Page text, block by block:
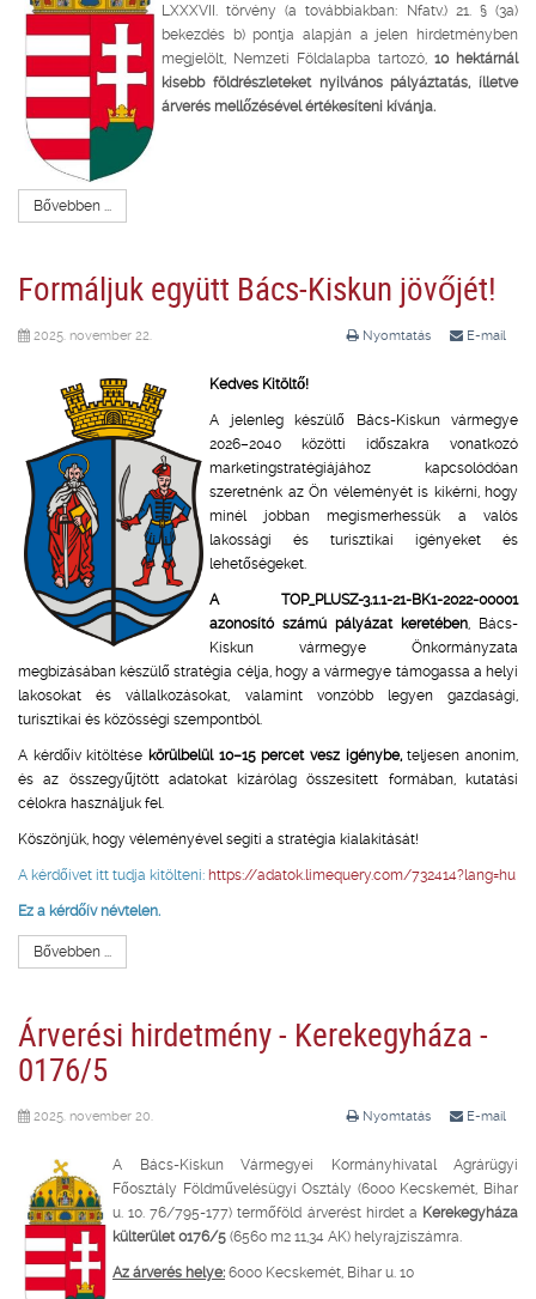
LXXXVII. törvény (a továbbiakban: Nfatv.) 21. § (3a)
bekezdés b) pontja alapján a jelen hirdetményben
megjelölt, Nemzeti Földalapba tartozó, 10 hektárnál
kisebb földrészleteket nyilvános pályáztatás, ílletve
árverés mellőzésével értékesíteni kívánja.
Bővebben ...
Formáljuk együtt Bács-Kiskun jövőjét!
Nyomtatás E-mail
2025. november 22.
Kedves Kitöltő!
A jelenleg készülő Bács-Kiskun vármegye
2026–2040 közötti időszakra vonatkozó
marketingstratégiájához kapcsolódóan
szeretnénk az Ön véleményét is kikérni, hogy
minél jobban megismerhessük a valós
lakossági és turisztikai igényeket és
lehetőségeket.
A TOP_PLUSZ-3.1.1-21-BK1-2022-00001
azonosító számú pályázat keretében, Bács-
Kiskun vármegye Önkormányzata
megbízásában készülő stratégia célja, hogy a vármegye támogassa a helyi
lakosokat és vállalkozásokat, valamint vonzóbb legyen gazdasági,
turisztikai és közösségi szempontból.
A kérdőív kitöltése körülbelül 10–15 percet vesz igénybe,teljesen anonim,
és az összegyűjtött adatokat kizárólag összesített formában, kutatási
célokra használjuk fel.
Köszönjük, hogy véleményével segíti a stratégia kialakítását!
A kérdőívet itt tudja kitölteni: https://adatok.limequery.com/732414?lang=hu
Ez a kérdőív névtelen.
Bővebben ...
Árverési hirdetmény - Kerekegyháza -
0176/5
Nyomtatás E-mail
2025. november 20.
A Bács-Kiskun Vármegyei Kormányhivatal Agrárügyi
Főosztály Földművelésügyi Osztály (6000 Kecskemét, Bihar
u. 10. 76/795-177) termőföld árverést hirdet a Kerekegyháza
külterület 0176/5 (6560 m2 11,34 AK) helyrajziszámra.
Az árverés helye: 6000 Kecskemét, Bihar u. 10